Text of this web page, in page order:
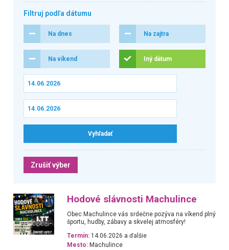
Filtruj podľa dátumu
Na dnes Na zajtra
Na víkend Iný dátum
Zrušiť výber
Hodové slávnosti Machulince
Obec Machulince vás srdečne pozýva na víkend plný
športu, hudby, zábavy a skvelej atmosféry!
Termín: 14.06.2026 a ďalšie
Mesto: Machulince